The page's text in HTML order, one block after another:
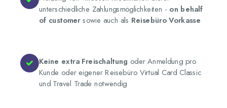
unterschiedliche Zahlungsmöglichkeiten - on behalf
of customersowie auch als Reisebüro Vorkasse
Keine extra Freischaltung oder Anmeldung pro
Kunde oder eigener Reisebüro Virtual Card Classic
und Travel Trade notwendig